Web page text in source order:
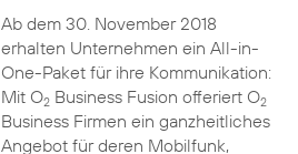
Ab dem 30. November 2018
erhalten Unternehmen ein All-in-
One-Paket für ihre Kommunikation:
Mit O2Business Fusion offeriert O2
Business Firmen ein ganzheitliches
Angebot für deren Mobilfunk,